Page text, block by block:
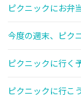
ピクニックにお弁
今度の週末、ピク
ピクニックに行く
ピクニックに行こ